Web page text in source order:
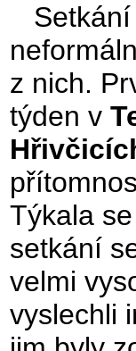
Setkání
z nich.
týden v
Týkala
setkání
velmi
vyslechli